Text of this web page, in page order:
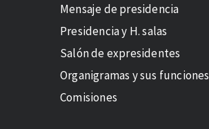
Mensaje de presidencia
Presidencia y H. salas
Salón de expresidentes
Organigramas y sus funciones
Comisiones